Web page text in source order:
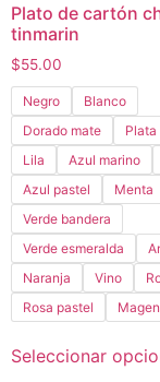
Plato de cartón
tinmarin
$55.00
Negro
Blanco
Dorado mate
Plata
Lila
Azul marino
Azul pastel
Menta
Verde bandera
Verde esmeralda
Naranja
Vino
Rosa pastel
Seleccionar